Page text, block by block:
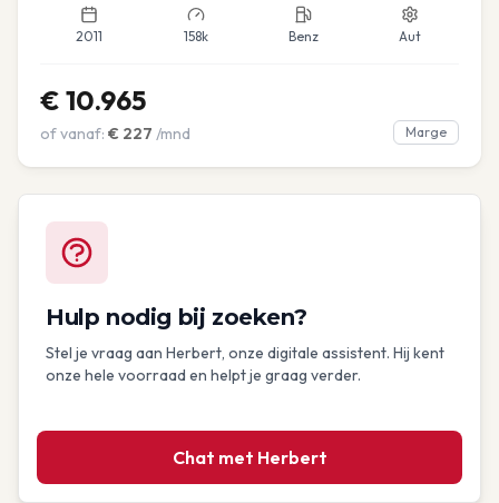
2011 158k Benz Aut
€ 10.965
of vanaf: € 227 /mnd Marge
Hulp nodig bij zoeken?
Stel je vraag aan Herbert, onze digitale assistent. Hij kent
onze hele voorraad en helpt je graag verder.
Chat met Herbert